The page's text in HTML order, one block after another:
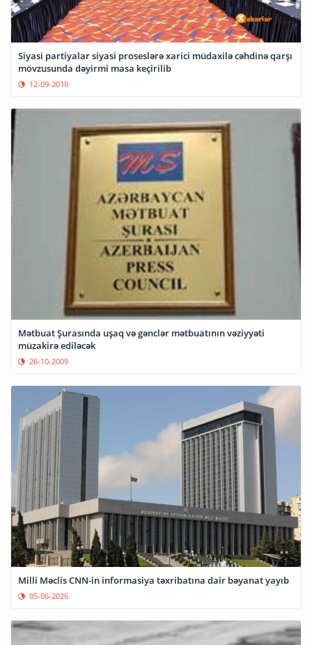
Siyasi partiyalar siyasi proseslərə xarici müdaxilə cəhdinə qarşı
mövzusunda dəyirmi masa keçirilib
12-09-2019
Mətbuat Şurasında uşaq və gənclər mətbuatının vəziyyəti
müzakirə ediləcək
26-10-2009
Milli Məclis CNN-in informasiya təxribatına dair bəyanat yayıb
05-06-2026